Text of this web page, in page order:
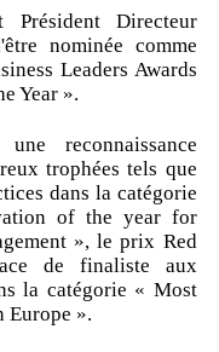
Président Directeur
nominée comme
Leaders Awards
Year ».
reconnaissance
trophées tels que
dans la catégorie
of the year for
», le prix Red
de finaliste aux
la catégorie « Most
Europe ».